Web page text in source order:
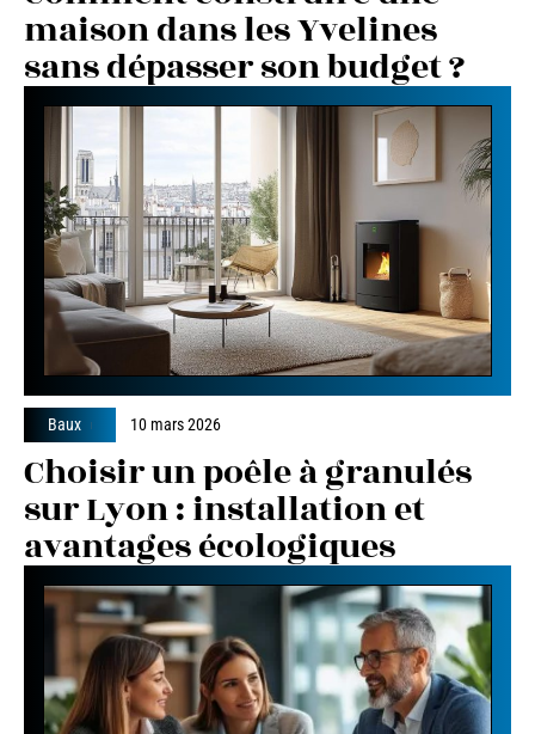
maison dans les Yvelines
sans dépasser son budget ?
Baux 10 mars 2026
Choisir un poêle à granulés
sur Lyon : installation et
avantages écologiques